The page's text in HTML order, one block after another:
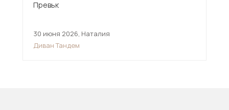
30 июня 2026, Наталия
Диван Тандем